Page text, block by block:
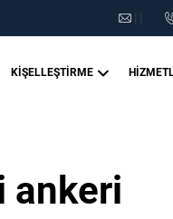
KIŞELLEŞTIRME
ankeri